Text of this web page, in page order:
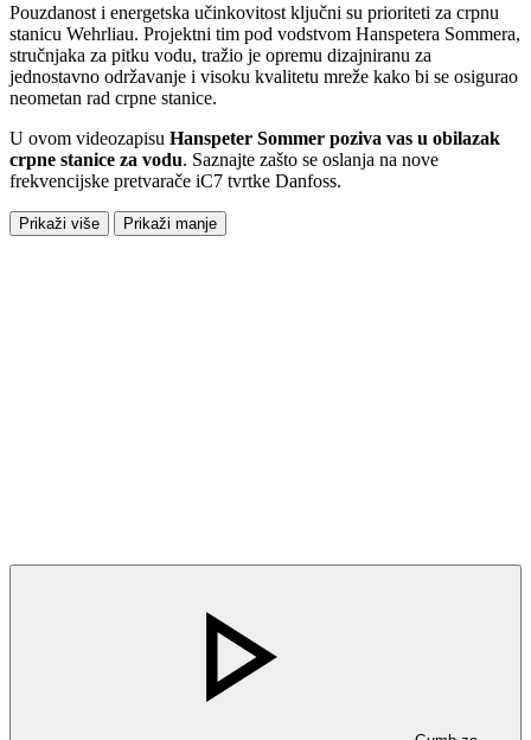
Pouzdanost i energetska učinkovitost ključni su prioriteti za crpnu
stanicu Wehrliau. Projektni tim pod vodstvom Hanspetera Sommera,
stručnjaka za pitku vodu, tražio je opremu dizajniranu za
jednostavno održavanje i visoku kvalitetu mreže kako bi se osigurao
neometan rad crpne stanice.
U ovom videozapisu Hanspeter Sommer poziva vas u obilazak
crpne stanice za vodu. Saznajte zašto se oslanja na nove
frekvencijske pretvarače iC7 tvrtke Danfoss.
Prikaži više Prikaži manje